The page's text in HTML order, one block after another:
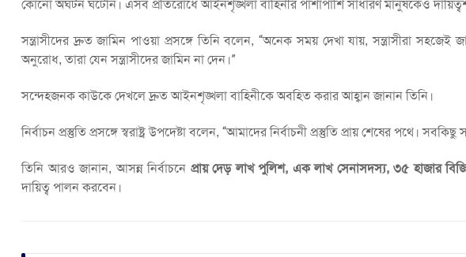
কোনো অঘটন ঘটেনি। এসব প্রতিরোধে আইনশৃঙ্খলা বাহিনীর পাশাপাশি সাধারণ মানুষকেও
সন্ত্রাসীদের দ্রুত জামিন পাওয়া প্রসঙ্গে তিনি বলেন, “অনেক সময় দেখা যায়, সন্ত্রাসীরা সহজেই
অনুরোধ, তারা যেন সন্ত্রাসীদের জামিন না দেন।”
সন্দেহজনক কাউকে দেখলে দ্রুত আইনশৃঙ্খলা বাহিনীকে অবহিত করার আহ্বান জানান তিনি।
নির্বাচন প্রস্তুতি প্রসঙ্গে স্বরাষ্ট্র উপদেষ্টা বলেন, “আমাদের নির্বাচনী প্রস্তুতি প্রায় শেষের পথে।
তিনি আরও জানান, আসন্ন নির্বাচনে প্রায় দেড় লাখ পুলিশ, এক লাখ সেনাসদস্য, ৩৫ হাজার
দায়িত্ব পালন করবেন।